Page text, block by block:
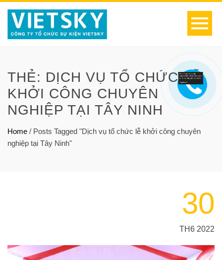
THẺ: DỊCH VỤ TỔ CHỨC LỄ
KHỞI CÔNG CHUYÊN
NGHIỆP TẠI TÂY NINH
Home / Posts Tagged "Dịch vụ tổ chức lễ khởi công chuyên
nghiệp tại Tây Ninh"
30
TH6 2022